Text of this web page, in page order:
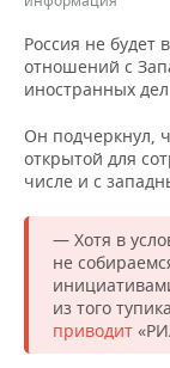
КОРОЛИ
ВУЗЫ
ТОРГОВЫЕ
ТАТАРСТАНА
ФИНАНСЫ
БАНКИ
ИНВЕСТИЦИИ
НОВОСТИ
АГРОПРОМ
НЕФТЕХИМИЯ
НЕФТЬ
ОПК
ЭНЕРГЕТИКА
НОВОСТИ
АВТО
НОВОСТИ
ТРАНСПОРТ
УСЛУГИ
ТЕХНОЛОГИИ
МЕДИА
МЕРОПРИЯТИЯ
НОВОСТИ
ВЫЕЗДНАЯ
СПОРТ
НОВОСТИ
ОБЩЕСТВО
Россия не
отношений с
иностранных
Он подчеркнул,
открытой для
числе и с
— Хотя в
не
из того
приводит